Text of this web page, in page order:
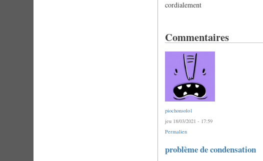
cordialement
Commentaires
piochonsolo1
jeu 18/03/2021 - 17:59
Permalien
problème de condensation